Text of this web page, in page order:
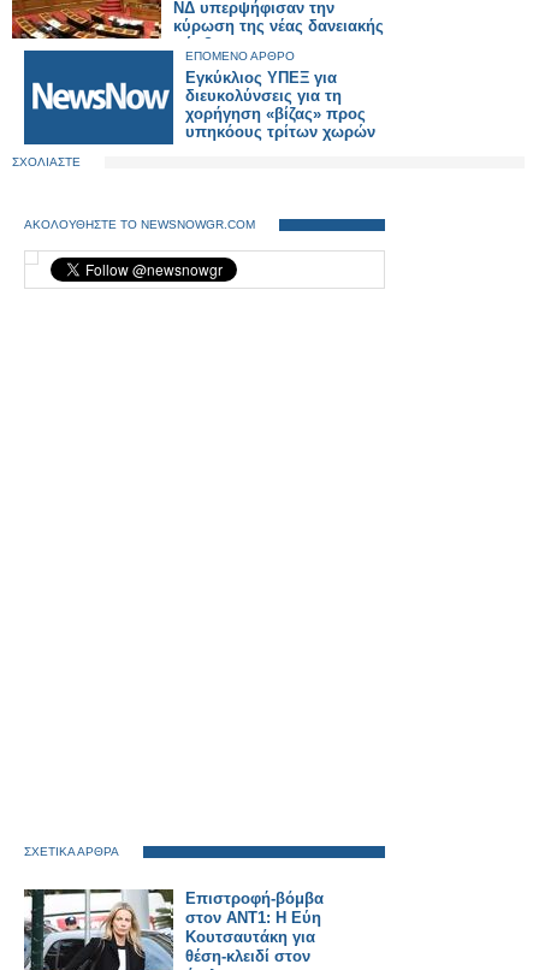
ΝΔ υπερψήφισαν την
κύρωση της νέας δανειακής
σύμβασης
ΕΠΟΜΕΝΟ ΑΡΘΡΟ
Εγκύκλιος ΥΠΕΞ για
διευκολύνσεις για τη
χορήγηση «βίζας» προς
υπηκόους τρίτων χωρών
ΣΧΟΛΙΑΣΤΕ
ΑΚΟΛΟΥΘΗΣΤΕ ΤΟ NEWSNOWGR.COM
ΣΧΕΤΙΚΑ ΑΡΘΡΑ
Επιστροφή-βόμβα
στον ΑΝΤ1: Η Εύη
Κουτσαυτάκη για
θέση-κλειδί στον